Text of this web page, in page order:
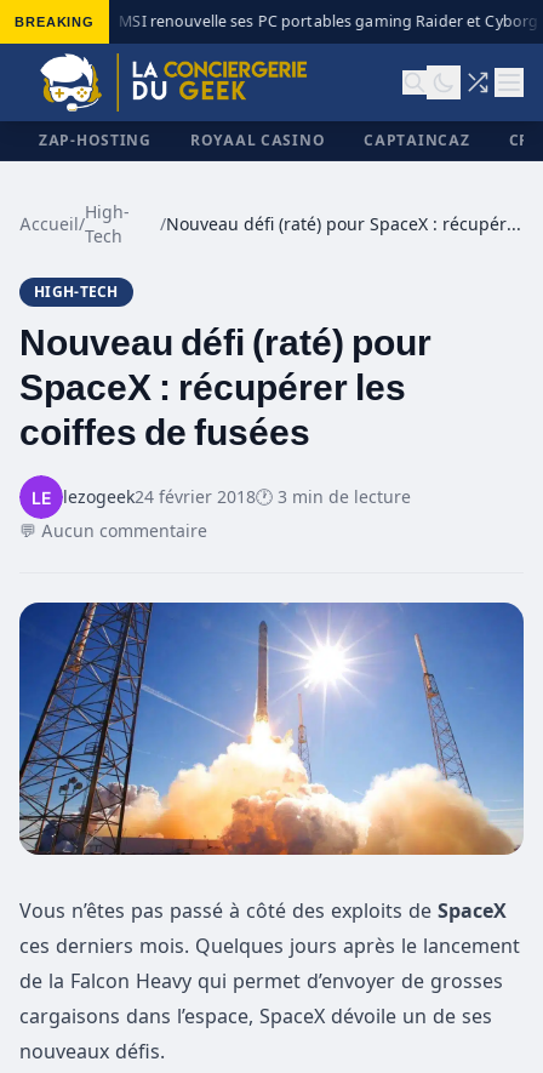
BREAKING MSI renouvelle ses PC portables gaming Raider et Cyborg
ZAP-HOSTING ROYAAL CASINO CAPTAINCAZ
Accueil/
High-
Tech
/ Nouveau défi (raté) pour SpaceX : récupérer les coiffes de fusées
HIGH-TECH
Nouveau défi (raté) pour
SpaceX : récupérer les
coiffes de fusées
lezogeek24 février 2018🕐 3 min de lecture
💬 Aucun commentaire
Vous n’êtes pas passé à côté des exploits de SpaceX
ces derniers mois. Quelques jours après le lancement
de la Falcon Heavy qui permet d’envoyer de grosses
cargaisons dans l’espace, SpaceX dévoile un de ses
nouveaux défis.